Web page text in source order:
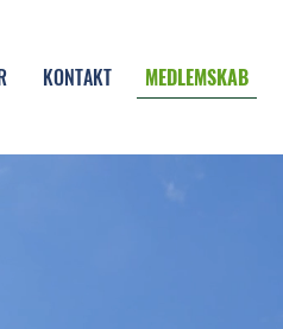
KONTAKT MEDLEMSKAB